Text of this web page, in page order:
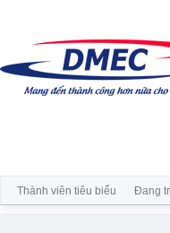
Thành viên tiêu biểu Đang